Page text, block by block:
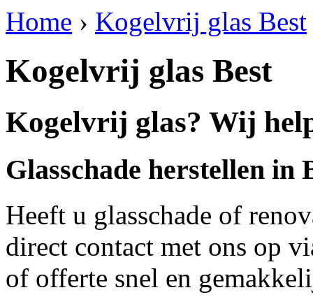
Home › Kogelvrij glas Best
Kogelvrij glas Best
Kogelvrij glas? Wij
Glasschade herstellen in
Heeft u glasschade of
direct contact met ons op
of offerte snel en